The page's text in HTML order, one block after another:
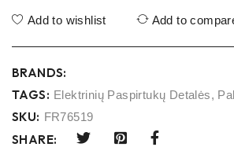
Add to wishlist Add to
BRANDS:
TAGS: Elektrinių Paspirtukų Detalės,
SKU: FR76519
SHARE: